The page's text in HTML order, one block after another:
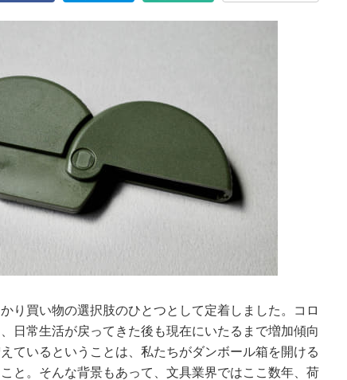
り買い物の選択肢のひとつとして定着しました。コロ
日常生活が戻ってきた後も現在にいたるまで増加傾向
ているということは、私たちがダンボール箱を開ける
と。そんな背景もあって、文具業界ではここ数年、荷